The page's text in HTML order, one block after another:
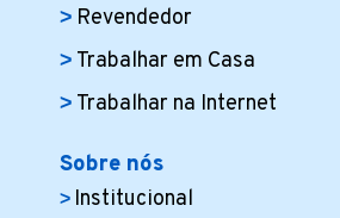
Revendedor
Trabalhar em Casa
Trabalhar na Internet
Sobre nós
Institucional